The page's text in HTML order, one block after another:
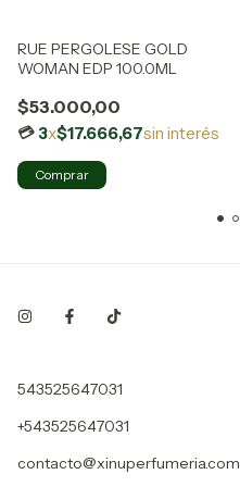
RUE PERGOLESE GOLD
WOMAN EDP 100.0ML
$53.000,00
3x$17.666,67sin interés
543525647031
+543525647031
contacto@xinuperfumeria.com